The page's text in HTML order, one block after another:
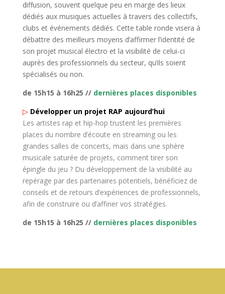
diffusion, souvent quelque peu en marge des lieux
dédiés aux musiques actuelles à travers des collectifs,
clubs et événements dédiés. Cette table ronde visera à
débattre des meilleurs moyens d’affirmer l’identité de
son projet musical électro et la visibilité de celui-ci
auprès des professionnels du secteur, qu’ils soient
spécialisés ou non.
de 15h15 à 16h25 // dernières places disponibles
▷ Développer un projet RAP aujourd’hui
Les artistes rap et hip-hop trustent les premières
places du nombre d’écoute en streaming ou les
grandes salles de concerts, mais dans une sphère
musicale saturée de projets, comment tirer son
épingle du jeu ? Du développement de la visibilité au
repérage par des partenaires potentiels, bénéficiez de
conseils et de retours d’expériences de professionnels,
afin de construire ou d’affiner vos stratégies.
de 15h15 à 16h25 // dernières places disponibles